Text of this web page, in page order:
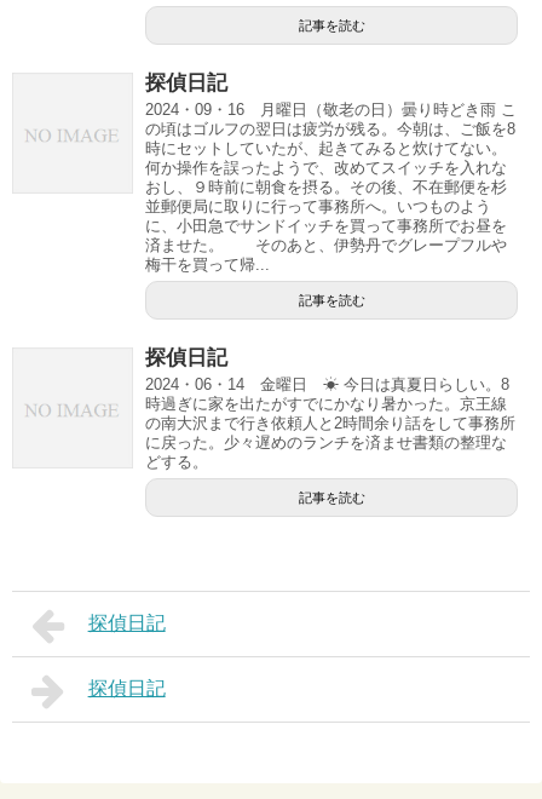
記事を読む
探偵日記
2024・09・16 月曜日（敬老の日）曇り時どき雨 こ
の頃はゴルフの翌日は疲労が残る。今朝は、ご飯を8
時にセットしていたが、起きてみると炊けてない。
何か操作を誤ったようで、改めてスイッチを入れな
おし、９時前に朝食を摂る。その後、不在郵便を杉
並郵便局に取りに行って事務所へ。いつものよう
に、小田急でサンドイッチを買って事務所でお昼を
済ませた。 そのあと、伊勢丹でグレープフルや
梅干を買って帰...
記事を読む
探偵日記
2024・06・14 金曜日 ☀ 今日は真夏日らしい。8
時過ぎに家を出たがすでにかなり暑かった。京王線
の南大沢まで行き依頼人と2時間余り話をして事務所
に戻った。少々遅めのランチを済ませ書類の整理な
どする。
記事を読む
探偵日記
探偵日記